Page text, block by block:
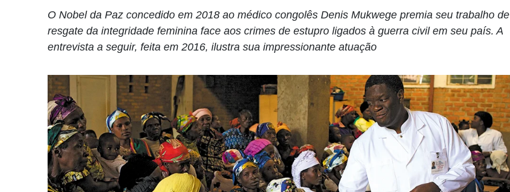
O Nobel da Paz concedido em 2018 ao médico congolês Denis Mukwege premia seu trabalho de
resgate da integridade feminina face aos crimes de estupro ligados à guerra civil em seu país. A
entrevista a seguir, feita em 2016, ilustra sua impressionante atuação